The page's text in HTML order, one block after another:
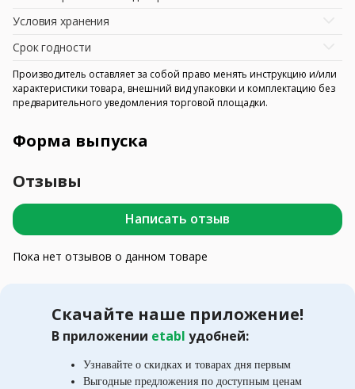
Условия хранения
Срок годности
Производитель оставляет за собой право менять инструкцию и/или
характеристики товара, внешний вид упаковки и комплектацию без
предварительного уведомления торговой площадки.
Форма выпуска
Отзывы
Написать отзыв
Пока нет отзывов о данном товаре
Скачайте наше приложение!
В приложении etabl удобней:
Узнавайте о скидках и товарах дня первым
Выгодные предложения по доступным ценам